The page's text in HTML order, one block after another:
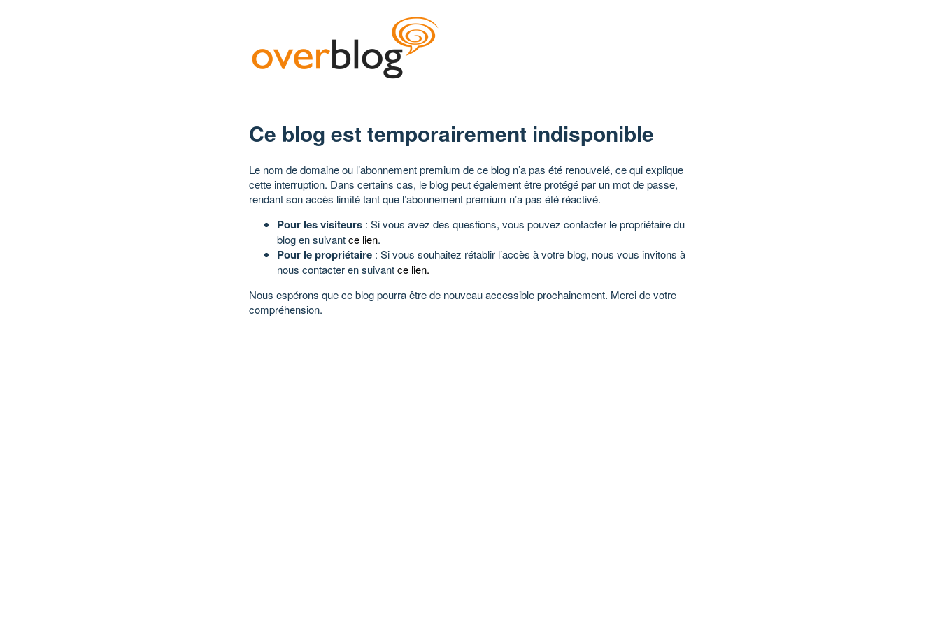
Ce blog est temporairement indisponible
Le nom de domaine ou l’abonnement premium de ce blog n’a pas été renouvelé, ce qui explique
cette interruption. Dans certains cas, le blog peut également être protégé par un mot de passe,
rendant son accès limité tant que l’abonnement premium n’a pas été réactivé.
Pour les visiteurs : Si vous avez des questions, vous pouvez contacter le propriétaire du
blog en suivantce lien.
Pour le propriétaire : Si vous souhaitez rétablir l’accès à votre blog, nous vous invitons à
nous contacter en suivantce lien.
Nous espérons que ce blog pourra être de nouveau accessible prochainement. Merci de votre
compréhension.